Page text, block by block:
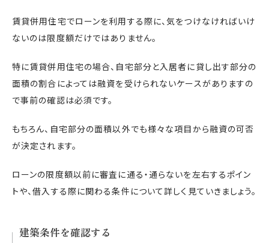
賃貸併用住宅でローンを利用する際に、気をつけなければいけ
ないのは限度額だけではありません。
特に賃貸併用住宅の場合、自宅部分と入居者に貸し出す部分の
面積の割合によっては融資を受けられないケースがありますの
で事前の確認は必須です。
もちろん、自宅部分の面積以外でも様々な項目から融資の可否
が決定されます。
ローンの限度額以前に審査に通る・通らないを左右するポイン
トや、借入する際に関わる条件について詳しく見ていきましょう。
建築条件を確認する